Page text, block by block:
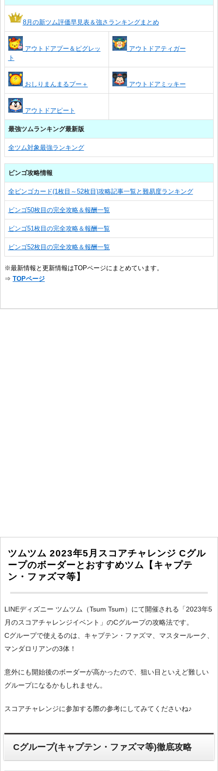
8月の新ツム評価早見表＆強さランキングまとめ
アウトドアプー＆ピグレッ
ト
アウトドアティガー
おしりまんまるプー＋ アウトドアミッキー
アウトドアピート
最強ツムランキング最新版
全ツム対象最強ランキング
ビンゴ攻略情報
全ビンゴカード(1枚目～52枚目)攻略記事一覧と難易度ランキング
ビンゴ50枚目の完全攻略＆報酬一覧
ビンゴ51枚目の完全攻略＆報酬一覧
ビンゴ52枚目の完全攻略＆報酬一覧
※最新情報と更新情報はTOPページにまとめています。
⇒ TOPページ
ツムツム 2023年5月スコアチャレンジ Cグル
ープのボーダーとおすすめツム【キャプテ
ン・ファズマ等】
LINEディズニー ツムツム（Tsum Tsum）にて開催される「2023年5
月のスコアチャレンジイベント」のCグループの攻略法です。
Cグループで使えるのは、キャプテン・ファズマ、マスタールーク、
マンダロリアンの3体！
意外にも開始後のボーダーが高かったので、狙い目といえど難しい
グループになるかもしれません。
スコアチャレンジに参加する際の参考にしてみてくださいね♪
Cグループ(キャプテン・ファズマ等)徹底攻略